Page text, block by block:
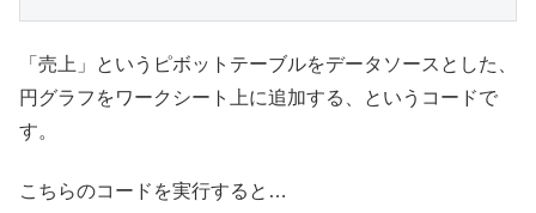
「売上」というピボットテーブルをデータソースとした、
円グラフをワークシート上に追加する、というコードで
す。
こちらのコードを実行すると…